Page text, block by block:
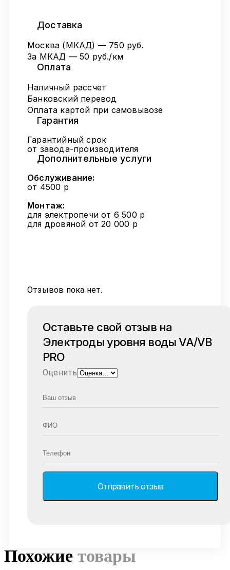
Доставка
Москва (МКАД) — 750 руб.
За МКАД — 50 руб./км
Оплата
Наличный рассчет
Банковский перевод
Оплата картой при самовывозе
Гарантия
Гарантийный срок
от завода-производителя
Дополнительные услуги
Обслуживание:
от 4500 р
Монтаж:
для электропечи от 6 500 р
для дровяной от 20 000 р
Отзывов пока нет.
Оставьте свой отзыв на
Электроды уровня воды VA/VB
PRO
Оценить
Похожие товары